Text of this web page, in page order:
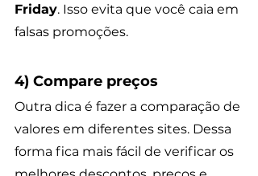
Friday. Isso evita que você caia em
falsas promoções.
4) Compare preços
Outra dica é fazer a comparação de
valores em diferentes sites. Dessa
forma fica mais fácil de verificar os